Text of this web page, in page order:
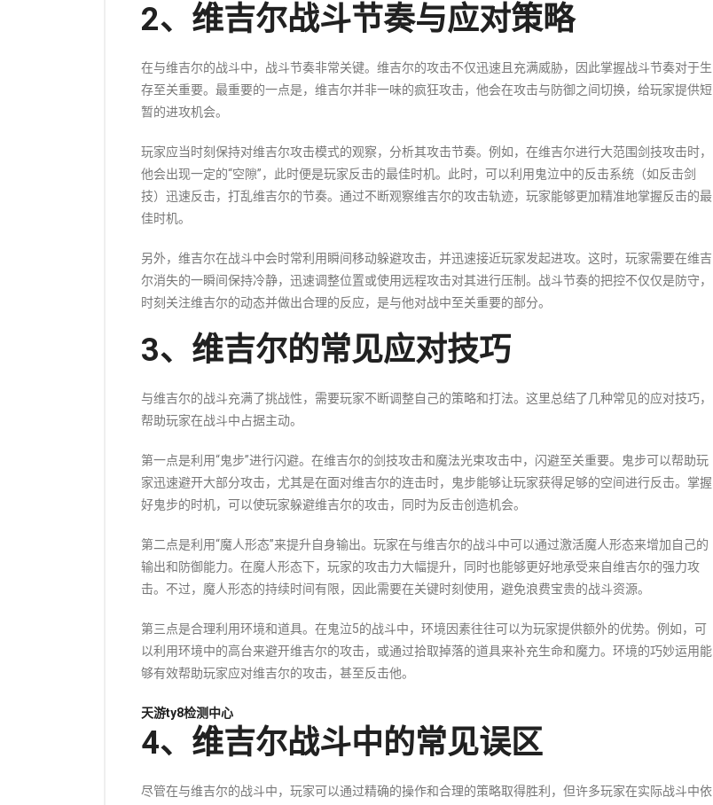
2、维吉尔战斗节奏与应对策略
在与维吉尔的战斗中，战斗节奏非常关键。维吉尔的攻击不仅迅速且充满威胁，因此掌握战斗节奏对于生
存至关重要。最重要的一点是，维吉尔并非一味的疯狂攻击，他会在攻击与防御之间切换，给玩家提供短
暂的进攻机会。
玩家应当时刻保持对维吉尔攻击模式的观察，分析其攻击节奏。例如，在维吉尔进行大范围剑技攻击时，
他会出现一定的“空隙”，此时便是玩家反击的最佳时机。此时，可以利用鬼泣中的反击系统（如反击剑
技）迅速反击，打乱维吉尔的节奏。通过不断观察维吉尔的攻击轨迹，玩家能够更加精准地掌握反击的最
佳时机。
另外，维吉尔在战斗中会时常利用瞬间移动躲避攻击，并迅速接近玩家发起进攻。这时，玩家需要在维吉
尔消失的一瞬间保持冷静，迅速调整位置或使用远程攻击对其进行压制。战斗节奏的把控不仅仅是防守，
时刻关注维吉尔的动态并做出合理的反应，是与他对战中至关重要的部分。
3、维吉尔的常见应对技巧
与维吉尔的战斗充满了挑战性，需要玩家不断调整自己的策略和打法。这里总结了几种常见的应对技巧，
帮助玩家在战斗中占据主动。
第一点是利用“鬼步”进行闪避。在维吉尔的剑技攻击和魔法光束攻击中，闪避至关重要。鬼步可以帮助玩
家迅速避开大部分攻击，尤其是在面对维吉尔的连击时，鬼步能够让玩家获得足够的空间进行反击。掌握
好鬼步的时机，可以使玩家躲避维吉尔的攻击，同时为反击创造机会。
第二点是利用“魔人形态”来提升自身输出。玩家在与维吉尔的战斗中可以通过激活魔人形态来增加自己的
输出和防御能力。在魔人形态下，玩家的攻击力大幅提升，同时也能够更好地承受来自维吉尔的强力攻
击。不过，魔人形态的持续时间有限，因此需要在关键时刻使用，避免浪费宝贵的战斗资源。
第三点是合理利用环境和道具。在鬼泣5的战斗中，环境因素往往可以为玩家提供额外的优势。例如，可
以利用环境中的高台来避开维吉尔的攻击，或通过拾取掉落的道具来补充生命和魔力。环境的巧妙运用能
够有效帮助玩家应对维吉尔的攻击，甚至反击他。
天游ty8检测中心
4、维吉尔战斗中的常见误区
尽管在与维吉尔的战斗中，玩家可以通过精确的操作和合理的策略取得胜利，但许多玩家在实际战斗中依